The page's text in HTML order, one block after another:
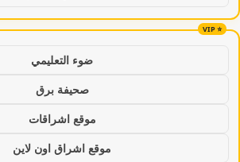
ضوء التعليمي
صحيفة برق
موقع اشراقات
موقع اشراق اون لاين